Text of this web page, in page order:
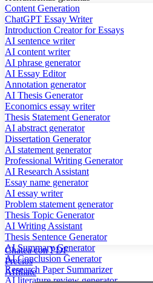
Content Generation
ChatGPT Essay Writer
Introduction Creator for Essays
AI sentence writer
AI content writer
AI phrase generator
AI Essay Editor
Annotation generator
AI Thesis Generator
Economics essay writer
Thesis Statement Generator
AI abstract generator
Dissertation Generator
AI statement generator
Professional Writing Generator
AI Research Assistant
Essay name generator
AI essay writer
Problem statement generator
Thesis Topic Generator
AI Writing Assistant
Thesis Sentence Generator
AI Summary Generator
AI Conclusion Generator
Research Paper Summarizer
AI literature review generator
Chatea con PDF
Precios
Affiliate